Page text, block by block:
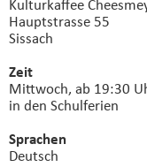
Kulturkaffee
Hauptstrasse 55
Sissach
Zeit
Mittwoch, ab 19:30
in den Schulferien
Sprachen
Deutsch